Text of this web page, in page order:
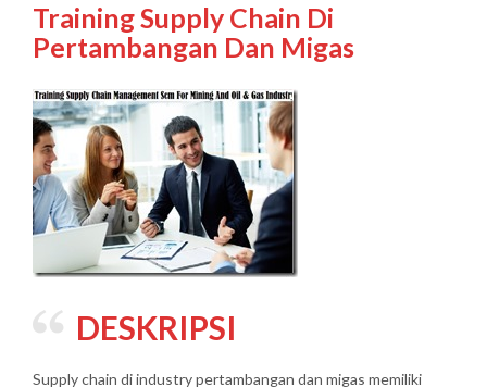
Training Supply Chain Di
Pertambangan Dan Migas
DESKRIPSI
Supply chain di industry pertambangan dan migas memiliki